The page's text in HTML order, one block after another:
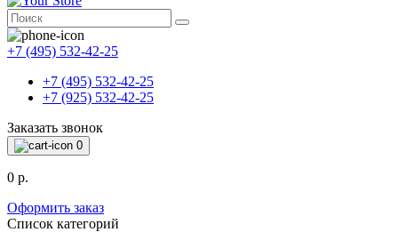
+7 (495) 532-42-25
+7 (495) 532-42-25
+7 (925) 532-42-25
Заказать звонок
0
0 р.
Оформить заказ
Список категорий